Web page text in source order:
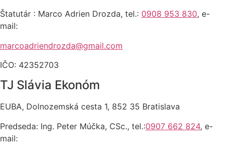
Štatutár : Marco Adrien Drozda, tel.: 0908 953 830, e-
mail:
marcoadriendrozda@gmail.com
IČO: 42352703
TJ Slávia Ekonóm
EUBA, Dolnozemská cesta 1, 852 35 Bratislava
Predseda: Ing. Peter Múčka, CSc., tel.:0907 662 824, e-
mail: